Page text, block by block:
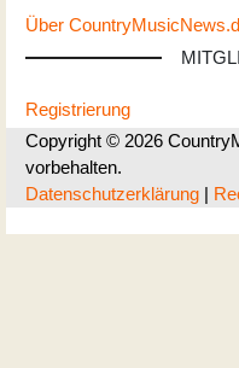
Über
Registrierung
Copyright © 2026
vorbehalten.
Datenschutzerklärung |